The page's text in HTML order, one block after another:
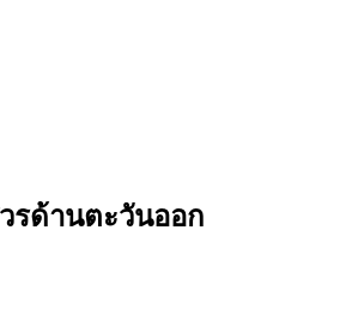
รด้านตะวันออก